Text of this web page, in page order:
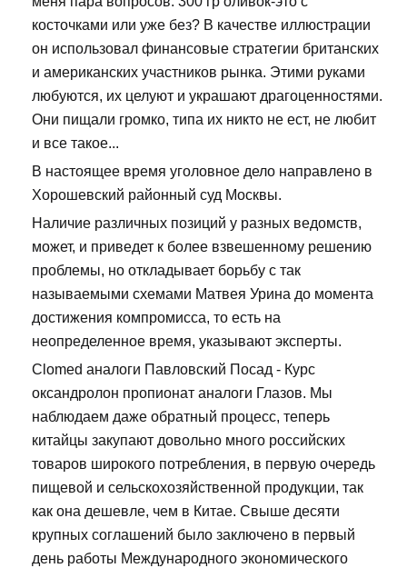
косточками или уже без? В качестве иллюстрации
он использовал финансовые стратегии британских
и американских участников рынка. Этими руками
любуются, их целуют и украшают драгоценностями.
Они пищали громко, типа их никто не ест, не любит
и все такое...
В настоящее время уголовное дело направлено в
Хорошевский районный суд Москвы.
Наличие различных позиций у разных ведомств,
может, и приведет к более взвешенному решению
проблемы, но откладывает борьбу с так
называемыми схемами Матвея Урина до момента
достижения компромисса, то есть на
неопределенное время, указывают эксперты.
Clomed аналоги Павловский Посад - Курс
оксандролон пропионат аналоги Глазов. Мы
наблюдаем даже обратный процесс, теперь
китайцы закупают довольно много российских
товаров широкого потребления, в первую очередь
пищевой и сельскохозяйственной продукции, так
как она дешевле, чем в Китае. Свыше десяти
крупных соглашений было заключено в первый
день работы Международного экономического